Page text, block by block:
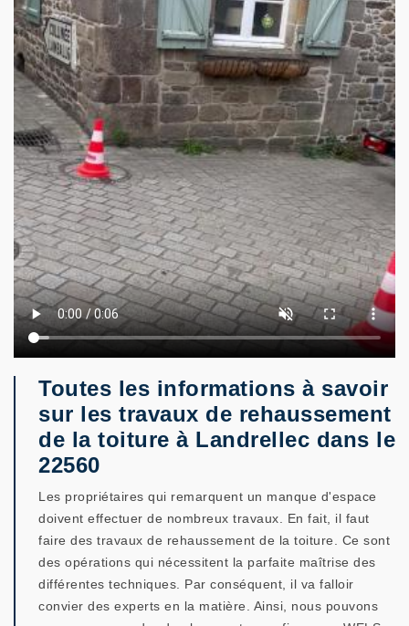
Toutes les informations à savoir
sur les travaux de rehaussement
de la toiture à Landrellec dans le
22560
Les propriétaires qui remarquent un manque d'espace
doivent effectuer de nombreux travaux. En fait, il faut
faire des travaux de rehaussement de la toiture. Ce sont
des opérations qui nécessitent la parfaite maîtrise des
différentes techniques. Par conséquent, il va falloir
convier des experts en la matière. Ainsi, nous pouvons